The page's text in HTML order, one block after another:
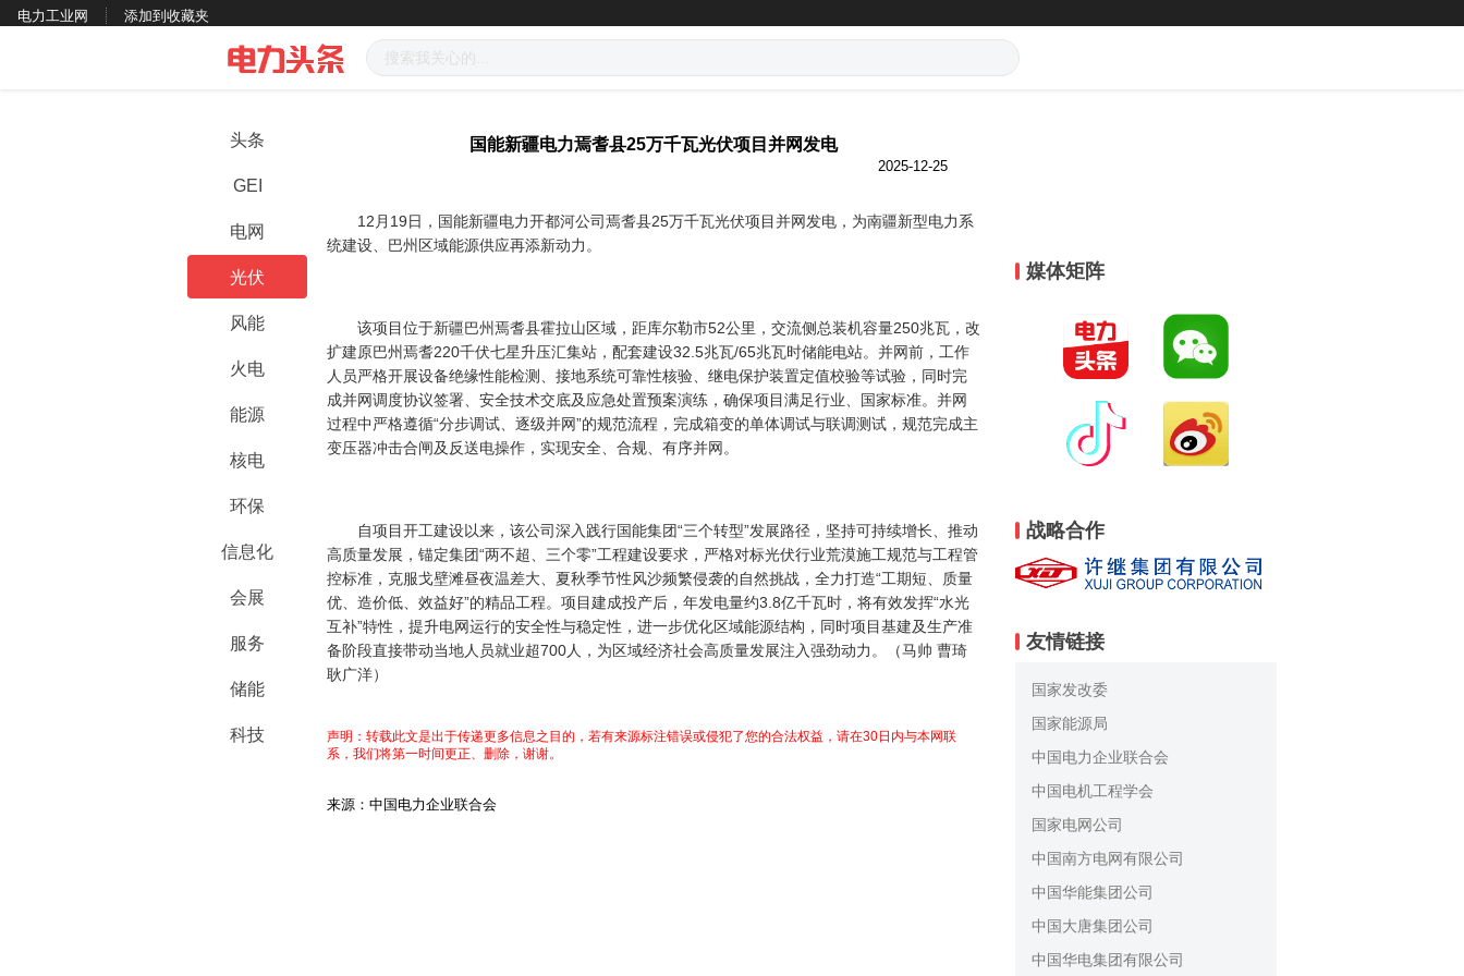
电力工业网 添加到收藏夹
头条
GEI
电网
光伏
风能
火电
能源
核电
环保
信息化
会展
服务
储能
科技
国能新疆电力焉耆县25万千瓦光伏项目并网发电
2025-12-25
12月19日，国能新疆电力开都河公司焉耆县25万千瓦光伏项目并网发电，为南疆新型电力系
统建设、巴州区域能源供应再添新动力。
该项目位于新疆巴州焉耆县霍拉山区域，距库尔勒市52公里，交流侧总装机容量250兆瓦，改
扩建原巴州焉耆220千伏七星升压汇集站，配套建设32.5兆瓦/65兆瓦时储能电站。并网前，工作
人员严格开展设备绝缘性能检测、接地系统可靠性核验、继电保护装置定值校验等试验，同时完
成并网调度协议签署、安全技术交底及应急处置预案演练，确保项目满足行业、国家标准。并网
过程中严格遵循“分步调试、逐级并网”的规范流程，完成箱变的单体调试与联调测试，规范完成主
变压器冲击合闸及反送电操作，实现安全、合规、有序并网。
自项目开工建设以来，该公司深入践行国能集团“三个转型”发展路径，坚持可持续增长、推动
高质量发展，锚定集团“两不超、三个零”工程建设要求，严格对标光伏行业荒漠施工规范与工程管
控标准，克服戈壁滩昼夜温差大、夏秋季节性风沙频繁侵袭的自然挑战，全力打造“工期短、质量
优、造价低、效益好”的精品工程。项目建成投产后，年发电量约3.8亿千瓦时，将有效发挥“水光
互补”特性，提升电网运行的安全性与稳定性，进一步优化区域能源结构，同时项目基建及生产准
备阶段直接带动当地人员就业超700人，为区域经济社会高质量发展注入强劲动力。（马帅 曹琦
耿广洋）
声明：转载此文是出于传递更多信息之目的，若有来源标注错误或侵犯了您的合法权益，请在30日内与本网联
系，我们将第一时间更正、删除，谢谢。
来源：中国电力企业联合会
媒体矩阵
战略合作
友情链接
国家发改委
国家能源局
中国电力企业联合会
中国电机工程学会
国家电网公司
中国南方电网有限公司
中国华能集团公司
中国大唐集团公司
中国华电集团有限公司